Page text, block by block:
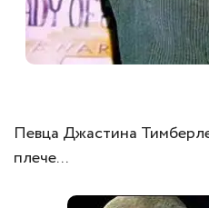
Певца Джастина
плече...